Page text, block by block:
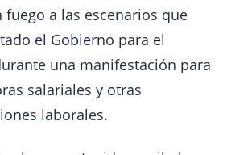
a las escenarios que
el Gobierno para el
una manifestación para
salariales y otras
laborales.